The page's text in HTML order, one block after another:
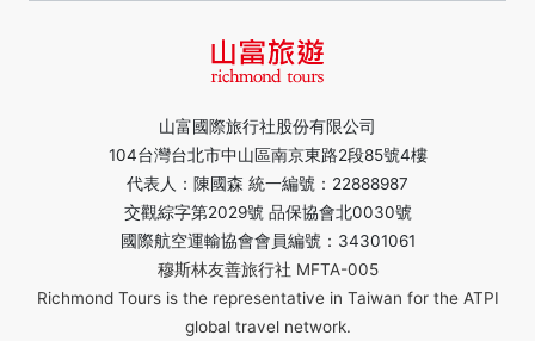
山富國際旅行社股份有限公司
104台灣台北市中山區南京東路2段85號4樓
代表人：陳國森 統一編號：22888987
交觀綜字第2029號 品保協會北0030號
國際航空運輸協會會員編號：34301061
穆斯林友善旅行社 MFTA-005
Richmond Tours is the representative in Taiwan for the ATPI
global travel network.